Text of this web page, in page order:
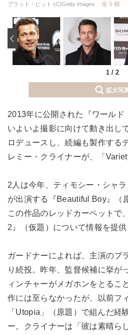
ブラッド・ピット-(C)Getty Images 全 5 枚
1 / 2
‹
拡大写
2013年に公開された『ワールド
いよいよ撮影に向けて動き出し
ロデュースし、続編も製作する
レミー・クライナーが、「
2人は今年、ティモシー・シャ
が出演する『Beautiful Boy』（
この作品のレッドカーペットで
2』（仮題）について情報を提供
ガードナーによれば、主演のブ
り続投。昨年、監督候補に挙が
ィンチャーがメガホンをとるこ
作には至らなかったが、以前フ
「Utopia」（原題）で組んだ経
ー。クライナーは「彼は素晴ら